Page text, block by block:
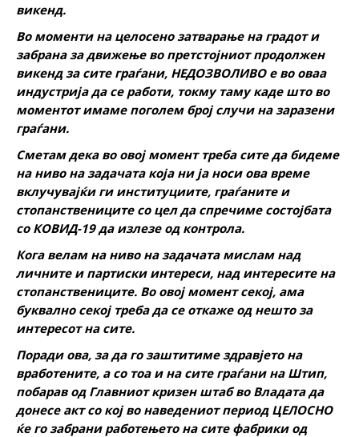
викенд.
Во моменти на целосено затварање на градот и
забрана за движење во претстојниот продолжен
викенд за сите граѓани, НЕДОЗВОЛИВО е во оваа
индустрија да се работи, токму таму каде што во
моментот имаме поголем број случи на заразени
граѓани.
Сметам дека во овој момент треба сите да бидеме
на ниво на задачата која ни ја носи ова време
вклучувајќи ги институциите, граѓаните и
стопанствениците со цел да спречиме состојбата
со КОВИД-19 да излезе од контрола.
Кога велам на ниво на задачата мислам над
личните и партиски интереси, над интересите на
стопанствениците. Во овој момент секој, ама
буквално секој треба да се откаже од нешто за
интересот на сите.
Поради ова, за да го заштитиме здравјето на
вработените, а со тоа и на сите граѓани на Штип,
побарав од Главниот кризен штаб во Владата да
донесе акт со кој во наведениот период ЦЕЛОСНО
ќе го забрани работењето на сите фабрики од